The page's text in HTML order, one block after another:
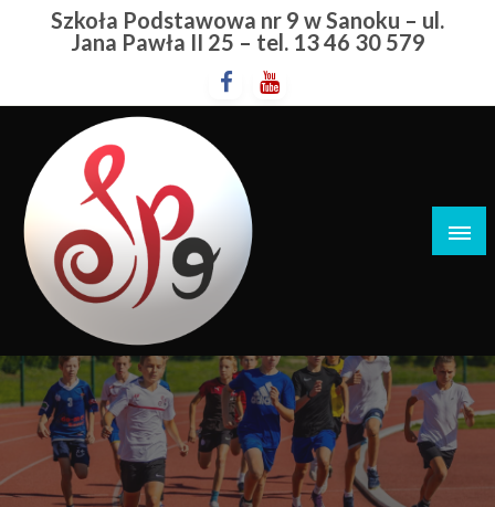
PrzejdźSzkoła Podstawowa nr 9 w Sanoku – ul.
Jana Pawła II 25 – tel. 13 46 30 579
Szkoła Podstawowa nr 9 w Sanoku